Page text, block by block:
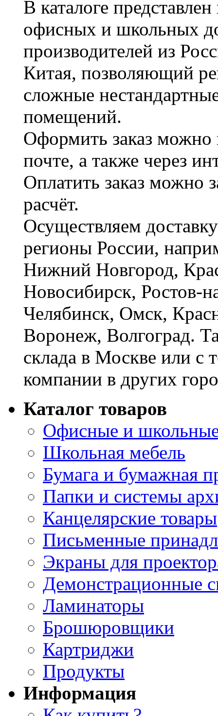
В каталоге
офисных и школьных
производителей из
Китая, позволяющий
сложные
помещений.
Оформить заказ можно
почте, а также через
Оплатить заказ можно
расчёт.
Осуществляем
регионы России,
Нижний Новгород,
Новосибирск, Ростов-
Челябинск, Омск,
Воронеж, Волгоград.
склада в Москве или с
компании в других
Каталог товаров
Офисные и
Школьная мебель
Бумага и бумажная
Папки и системы
Канцелярские товары
Письменные
Экраны для
Демонстрационные
Ламинаторы
Брошюровщики
Картриджи
Продукты
Информация